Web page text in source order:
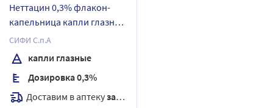
Неттацин 0,3% флакон-
капельница капли глазные
5 мл
СИФИ С.п.А
капли глазные
Дозировка 0,3%
Доставим в аптекузавтра